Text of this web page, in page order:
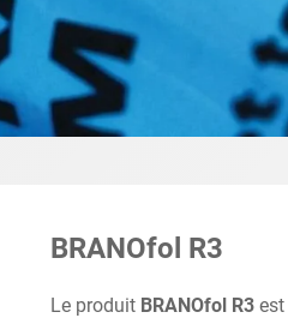
BRANOfol R3
Le produit BRANOfol R3